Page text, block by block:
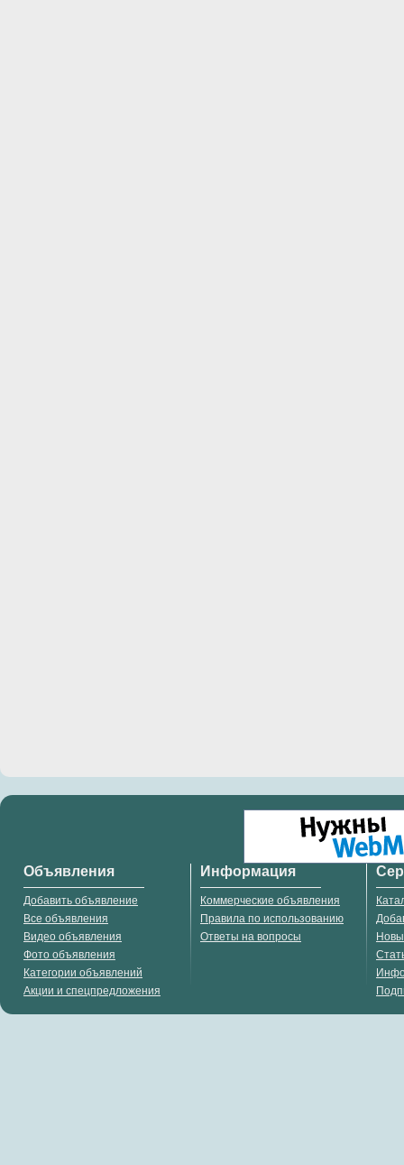
Объявления
Добавить объявление
Все объявления
Видео объявления
Фото объявления
Категории объявлений
Акции и спецпредложения
Информация
Коммерческие объявления
Правила по использованию
Ответы на вопросы